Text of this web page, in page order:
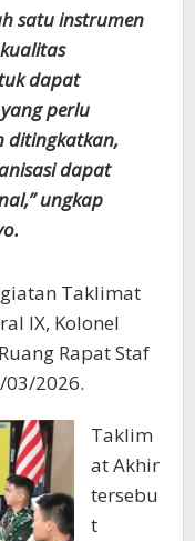
satu instrumen
dapat
perlu
ditingkatkan,
dapat
ungkap
Taklimat
lX, Kolonel
Rapat Staf
03/2026.
Taklim
at Akhir
tersebu
t